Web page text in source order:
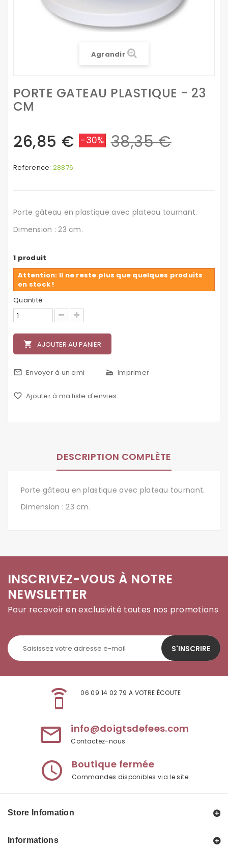
Agrandir
PORTE GATEAU PLASTIQUE - 23
CM
26,85 € -30% 38,35 €
Reference: 28876
Porte gâteau en plastique avec plateau tournant.
Dimension : 23 cm.
1 produit
Attention: Il ne reste plus que quelques produits
en stock !
Quantité
local_grocery_store AJOUTER AU PANIER
mail_outline Envoyer à un ami scanner Imprimer
favorite_border Ajouter à ma liste d'envies
DESCRIPTION COMPLÈTE
Porte gâteau en plastique avec plateau tournant.
Dimension : 23 cm.
INSCRIVEZ-VOUS À NOTRE
NEWSLETTER
Pour recevoir en exclusivité toutes nos promotions
S'INSCRIRE
speaker_phone 06 09 14 02 79 A VOTRE ÉCOUTE
mail_outline info@doigtsdefees.com
Contactez-nous
access_time Boutique fermée
Commandes disponibles via le site
Store Infomation
Informations